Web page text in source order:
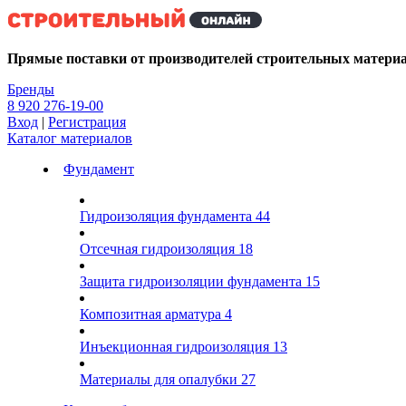
Kg
Прямые поставки от производителей строительных
Бренды
8 920 276-19-00
Вход | Регистрация
Каталог материалов
Фундамент
Гидроизоляция фундамента 44
Отсечная гидроизоляция 18
Защита гидроизоляции фундамента 15
Композитная арматура 4
Инъекционная гидроизоляция 13
Материалы для опалубки 27